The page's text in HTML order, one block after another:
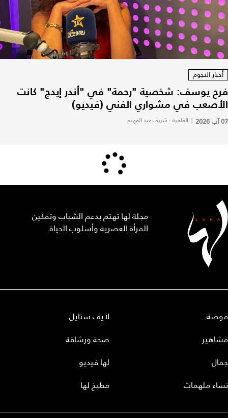
أخبار النجوم
فرح يوسف: شخصية "رحمة" في "أندر إيدج" كانت
الأصعب في مشواري الفني (فيديو)
07 آب 2026 | القاهرة - شريف عبد الفهيم
مجلة لها تهتم بدعم الشباب وتمكين
المرأة العصرية وأسلوب الحياة.
موضة
مشاهير
جمال
نساء ملهمات
لايف ستايل
صحة ورشاقة
لها فيديو
مطبخ لها